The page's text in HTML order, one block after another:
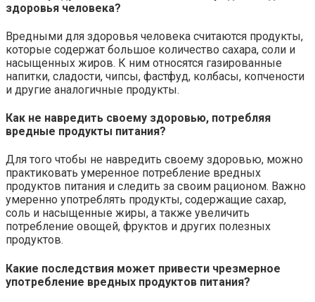
здоровья человека?
Вредными для здоровья человека считаются продукты,
которые содержат большое количество сахара, соли и
насыщенных жиров. К ним относятся газированные
напитки, сладости, чипсы, фастфуд, колбасы, копчености
и другие аналогичные продукты.
Как не навредить своему здоровью, потребляя
вредные продукты питания?
Для того чтобы не навредить своему здоровью, можно
практиковать умеренное потребление вредных
продуктов питания и следить за своим рационом. Важно
умеренно употреблять продукты, содержащие сахар,
соль и насыщенные жиры, а также увеличить
потребление овощей, фруктов и других полезных
продуктов.
Какие последствия может привести чрезмерное
употребление вредных продуктов питания?